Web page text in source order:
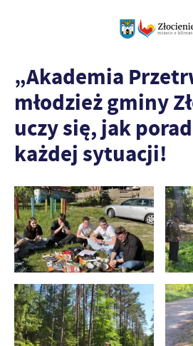
„Akademia
młodzież gminy
uczy się, jak
każdej sytuacji!